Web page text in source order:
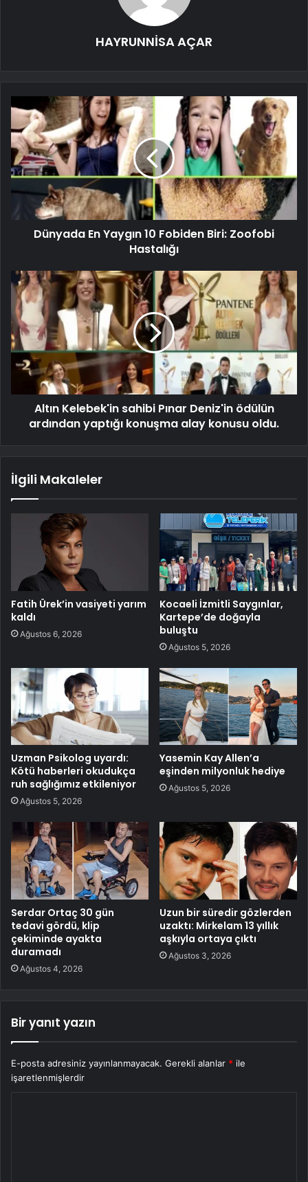
HAYRUNNİSA AÇAR
Dünyada En Yaygın 10 Fobiden Biri: Zoofobi
Hastalığı
Altın Kelebek'in sahibi Pınar Deniz'in ödülün
ardından yaptığı konuşma alay konusu oldu.
İlgili Makaleler
Fatih Ürek’in vasiyeti yarım
kaldı
Ağustos 6, 2026
Kocaeli İzmitli Saygınlar,
Kartepe’de doğayla
buluştu
Ağustos 5, 2026
Uzman Psikolog uyardı:
Kötü haberleri okudukça
ruh sağlığımız etkileniyor
Ağustos 5, 2026
Yasemin Kay Allen’a
eşinden milyonluk hediye
Ağustos 5, 2026
Serdar Ortaç 30 gün
tedavi gördü, klip
çekiminde ayakta
duramadı
Ağustos 4, 2026
Uzun bir süredir gözlerden
uzaktı: Mirkelam 13 yıllık
aşkıyla ortaya çıktı
Ağustos 3, 2026
Bir yanıt yazın
E-posta adresiniz yayınlanmayacak. Gerekli alanlar * ile
işaretlenmişlerdir